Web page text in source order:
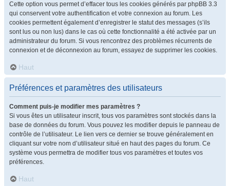
Cette option vous permet d’effacer tous les cookies générés par phpBB 3.3
qui conservent votre authentification et votre connexion au forum. Les
cookies permettent également d’enregistrer le statut des messages (s’ils
sont lus ou non lus) dans le cas où cette fonctionnalité a été activée par un
administrateur du forum. Si vous rencontrez des problèmes récurrents de
connexion et de déconnexion au forum, essayez de supprimer les cookies.
Haut
Préférences et paramètres des utilisateurs
Comment puis-je modifier mes paramètres ?
Si vous êtes un utilisateur inscrit, tous vos paramètres sont stockés dans la
base de données du forum. Vous pouvez les modifier depuis le panneau de
contrôle de l’utilisateur. Le lien vers ce dernier se trouve généralement en
cliquant sur votre nom d’utilisateur situé en haut des pages du forum. Ce
système vous permettra de modifier tous vos paramètres et toutes vos
préférences.
Haut